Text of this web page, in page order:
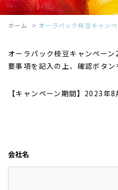
ホーム > オーラパック枝豆キャン
オーラパック枝豆キャンペー
要事項を記入の上、確認ボタ
【キャンペーン期間】2023年
会社名